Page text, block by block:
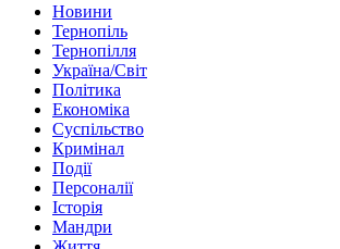
Новини
Тернопіль
Тернопілля
Україна/Світ
Політика
Економіка
Суспільство
Кримінал
Події
Персоналії
Історія
Мандри